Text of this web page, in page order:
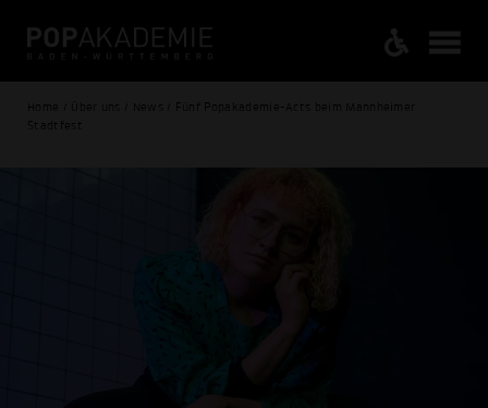
Home / Über uns / News / Fünf Popakademie-Acts beim Mannheimer
Stadtfest